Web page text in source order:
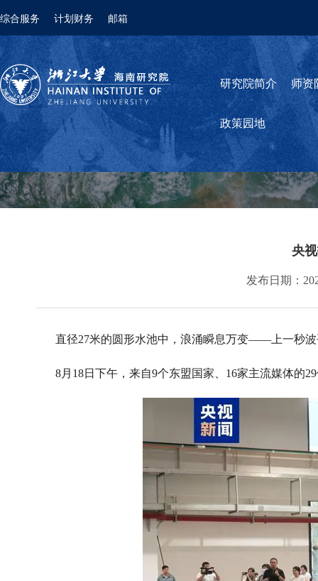
综合服务 计划财务 邮箱
研究院简介 师资
政策园地
央
发布日期：
直径27米的圆形水池中，浪涌瞬息万变——上一秒波
8月18日下午，来自9个东盟国家、16家主流媒体的